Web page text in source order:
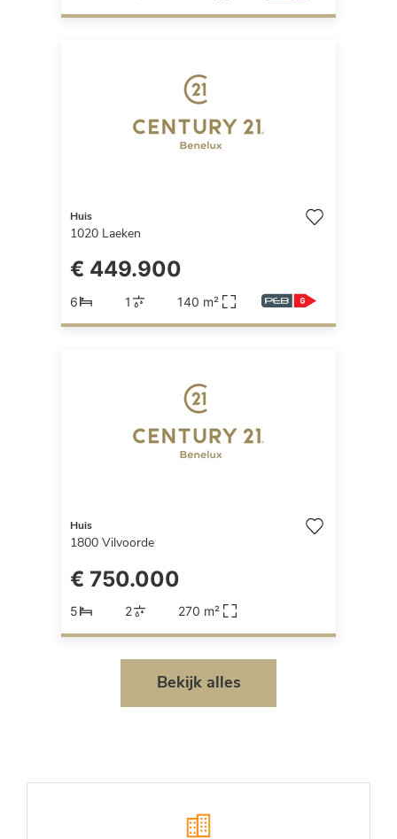
Huis
1020 Laeken
€ 449.900
6 1 140 m²
Huis
1800 Vilvoorde
€ 750.000
5 2 270 m²
Bekijk alles